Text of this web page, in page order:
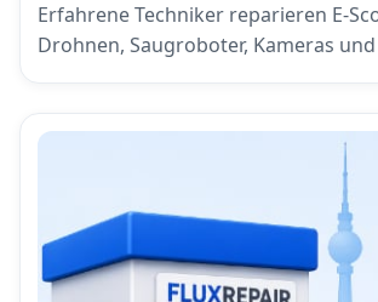
Erfahrene Techniker reparieren E-
Drohnen, Saugroboter, Kameras und